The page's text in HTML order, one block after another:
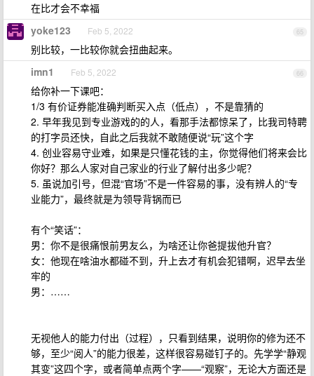
在比才会不幸福
65
yoke123 Feb 5, 2022
别比较，一比较你就会扭曲起来。
66
imn1 Feb 5, 2022
给你补一下课吧：
1/3 有价证券能准确判断买入点（低点），不是靠猜的
2. 早年我见到专业游戏的的人，看那手法都惊呆了，比我司特聘
的打字员还快，自此之后我就不敢随便说“玩”这个字
4. 创业容易守业难，如果是只懂花钱的主，你觉得他们将来会比
你好？那么人家对自己家业的行业了解付出多少呢？
5. 虽说加引号，但混“官场”不是一件容易的事，没有辨人的“专
业能力”，最终就是为领导背锅而已
有个“笑话”：
男：你不是很痛恨前男友么，为啥还让你爸提拔他升官？
女：他现在啥油水都碰不到，升上去才有机会犯错啊，迟早去坐
牢的
男：……
无视他人的能力付出（过程），只看到结果，说明你的修为还不
够，至少“阅人”的能力很差，这样很容易碰钉子的。先学学“静观
其变”这四个字，或者简单点两个字——“观察”，无论大方面还是